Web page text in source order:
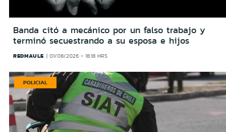
Banda citó a mecánico por un falso trabajo y
terminó secuestrando a su esposa e hijos
REDMAULE 01/08/2026 - 18:18 HRS
POLICIAL